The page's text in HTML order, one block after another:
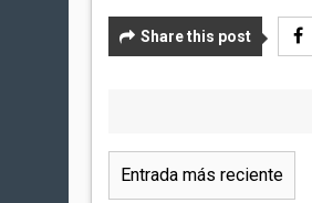
Share this post
Entrada más reciente